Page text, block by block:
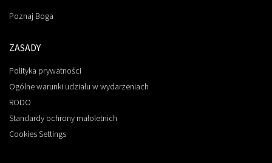
Poznaj Boga
ZASADY
Polityka prywatności
Ogólne warunki udziału w wydarzeniach
RODO
Standardy ochrony małoletnich
Cookies Settings